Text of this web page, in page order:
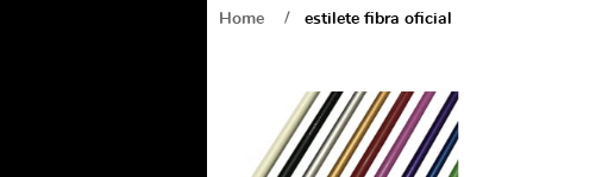
Home estilete fibra oficial